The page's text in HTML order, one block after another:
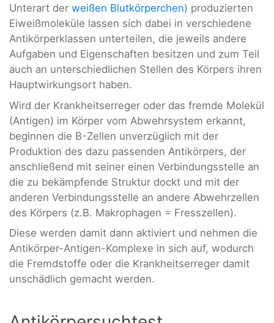
Unterart der weißen Blutkörperchen) produzierten
Eiweißmoleküle lassen sich dabei in verschiedene
Antikörperklassen unterteilen, die jeweils andere
Aufgaben und Eigenschaften besitzen und zum Teil
auch an unterschiedlichen Stellen des Körpers ihren
Hauptwirkungsort haben.
Wird der Krankheitserreger oder das fremde Molekül
(Antigen) im Körper vom Abwehrsystem erkannt,
beginnen die B-Zellen unverzüglich mit der
Produktion des dazu passenden Antikörpers, der
anschließend mit seiner einen Verbindungsstelle an
die zu bekämpfende Struktur dockt und mit der
anderen Verbindungsstelle an andere Abwehrzellen
des Körpers (z.B. Makrophagen = Fresszellen).
Diese werden damit dann aktiviert und nehmen die
Antikörper-Antigen-Komplexe in sich auf, wodurch
die Fremdstoffe oder die Krankheitserreger damit
unschädlich gemacht werden.